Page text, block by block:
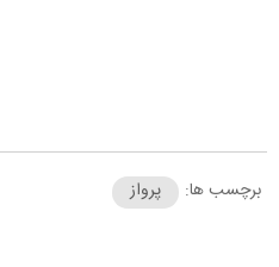
برچسب ها: پرواز